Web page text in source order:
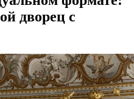
дворец с